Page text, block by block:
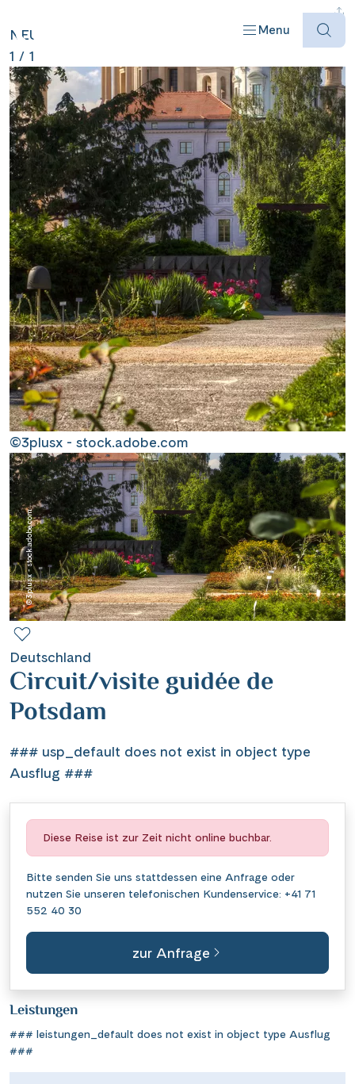
Menu
Offres
Destinations
Bateaux
Informations
Contact
Mentions légales
Contact professionnel
Hotline +41 71 552 40 30CH|DE
NEU
1 / 1
©3plusx - stock.adobe.com
©3plusx - stock.adobe.com
Deutschland
Circuit/visite guidée de
Potsdam
### usp_default does not exist in object type
Ausflug ###
Diese Reise ist zur Zeit nicht online buchbar.
Bitte senden Sie uns stattdessen eine Anfrage oder
nutzen Sie unseren telefonischen Kundenservice: +41 71
552 40 30
zur Anfrage
Leistungen
### leistungen_default does not exist in object type Ausflug
###